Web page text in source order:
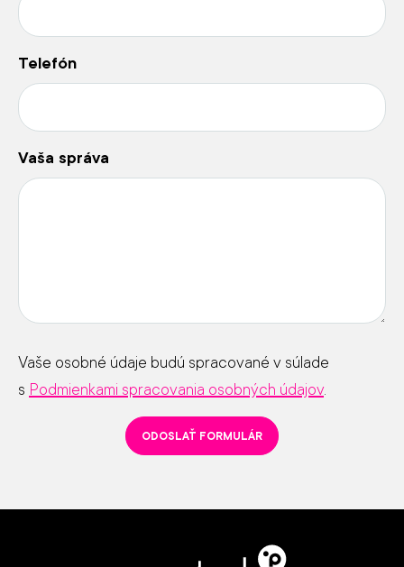
Telefón
Vaša správa
Vaše osobné údaje budú spracované v súlade
s Podmienkami spracovania osobných údajov.
ODOSLAŤ FORMULÁR